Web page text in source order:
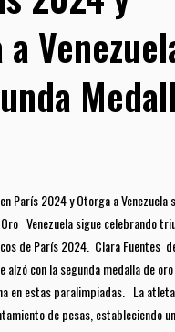
París 2024 y Otorga a Venezuela
Venezuela sigue celebrando
de París 2024. Clara Fuentes
alzó con la segunda medalla de
en estas paralimpiadas. La
de pesas, estableciendo